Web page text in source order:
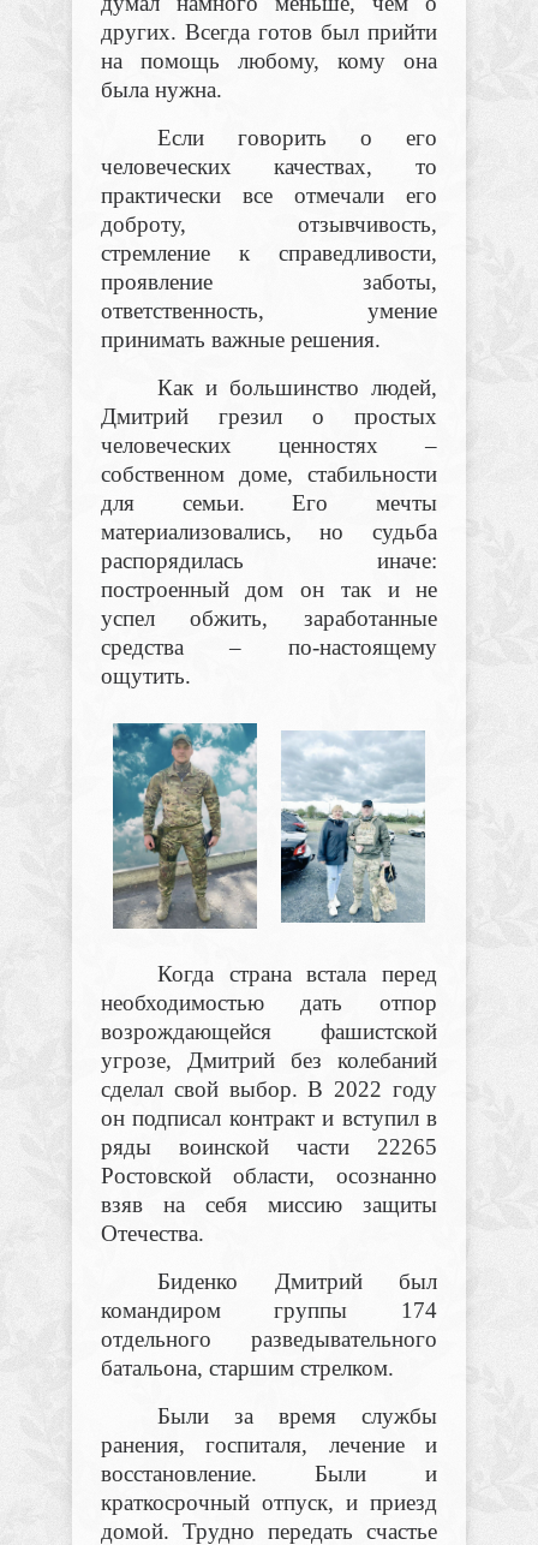
других. Всегда готов был прийти
на помощь любому, кому она
была нужна.
Если говорить о его
человеческих качествах, то
практически все отмечали его
доброту, отзывчивость,
стремление к справедливости,
проявление заботы,
ответственность, умение
принимать важные решения.
Как и большинство людей,
Дмитрий грезил о простых
человеческих ценностях –
собственном доме, стабильности
для семьи. Его мечты
материализовались, но судьба
распорядилась иначе:
построенный дом он так и не
успел обжить, заработанные
средства – по-настоящему
ощутить.
Когда страна встала перед
необходимостью дать отпор
возрождающейся фашистской
угрозе, Дмитрий без колебаний
сделал свой выбор. В 2022 году
он подписал контракт и вступил в
ряды воинской части 22265
Ростовской области, осознанно
взяв на себя миссию защиты
Отечества.
Биденко Дмитрий был
командиром группы 174
отдельного разведывательного
батальона, старшим стрелком.
Были за время службы
ранения, госпиталя, лечение и
восстановление. Были и
краткосрочный отпуск, и приезд
домой. Трудно передать счастье